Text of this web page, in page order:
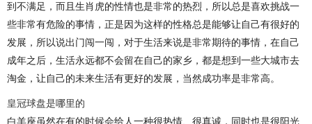
到不满足，而且生肖虎的性情也是非常的热烈，所以总是喜欢挑战一
些非常有危险的事情，正是因为这样的性格总是能够让自己有很好的
发展，所以说出门闯一闯，对于生活来说是非常期待的事情，在自己
成年之后，生活永远都不会留在自己的家乡，都是想到一些大城市去
淘金，让自己的未来生活有更好的发展，当然成功率是非常高。
皇冠球盘是哪里的
白羊座虽然在有的时候会给人一种很热情、很真诚，同时也是很阳光